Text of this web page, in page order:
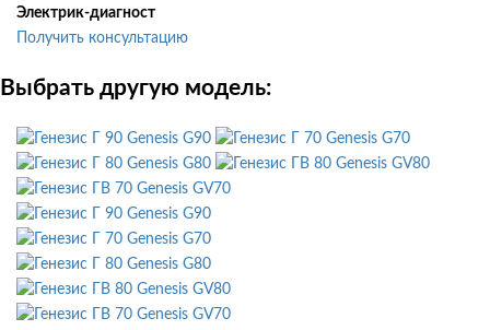
Электрик-диагност
Получить консультацию
Выбрать другую модель:
Genesis G90
Genesis G70
Genesis G80
Genesis GV80
Genesis GV70
Genesis G90
Genesis G70
Genesis G80
Genesis GV80
Genesis GV70